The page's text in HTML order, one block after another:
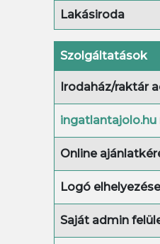
Lakásiroda
Szolgáltatások
Irodaház/raktár
ingatlantajolo.hu
Online
Logó
Saját admin